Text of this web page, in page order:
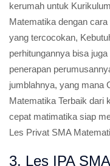
kerumah untuk
Matematika dengan
yang tercocokan,
perhitungannya bisa
penerapan
jumblahnya, yang mana
Matematika Terbaik dari
cepat matimatika siap
Les Privat SMA
3. Les IPA